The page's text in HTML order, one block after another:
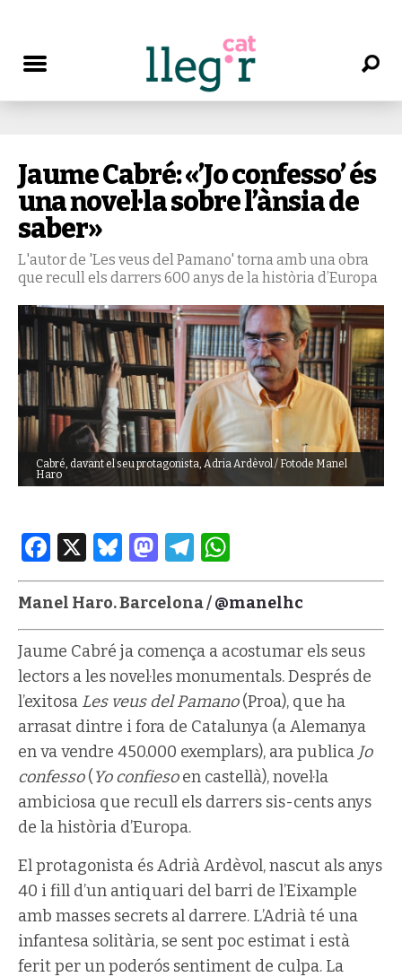
Jaume Cabré: «’Jo confesso’ és
una novel·la sobre l’ànsia de
saber»
L'autor de 'Les veus del Pamano' torna amb una obra
que recull els darrers 600 anys de la història d’Europa
Cabré, davant el seu protagonista, Adria Ardèvol / Fotode Manel
Haro
Facebook
X Bluesky
Mastodon
Telegram
Manel Haro. Barcelona /@manelhc
Jaume Cabré ja comença a acostumar els seus
lectors a les novel·les monumentals. Després de
l’exitosa Les veus del Pamano(Proa), que ha
arrasat dintre i fora de Catalunya (a Alemanya
en va vendre 450.000 exemplars), ara publica Jo
confesso(Yo confiesoen castellà), novel·la
ambiciosa que recull els darrers sis-cents anys
de la història d’Europa.
El protagonista és Adrià Ardèvol, nascut als anys
40 i fill d’un antiquari del barri de l’Eixample
amb masses secrets al darrere. L’Adrià té una
infantesa solitària, se sent poc estimat i està
ferit per un poderós sentiment de culpa. La